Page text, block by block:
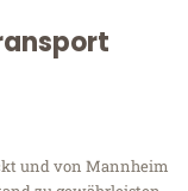
und von Mannheim